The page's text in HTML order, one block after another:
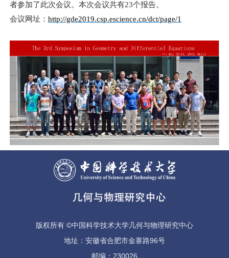
者参加了此次会议。本次会议共有23个报告。
会议网址： http://gde2019.csp.escience.cn/dct/page/1
版权所有 ©中国科学技术大学几何与物理研究中心
地址：安徽省合肥市金寨路96号
邮编：230026